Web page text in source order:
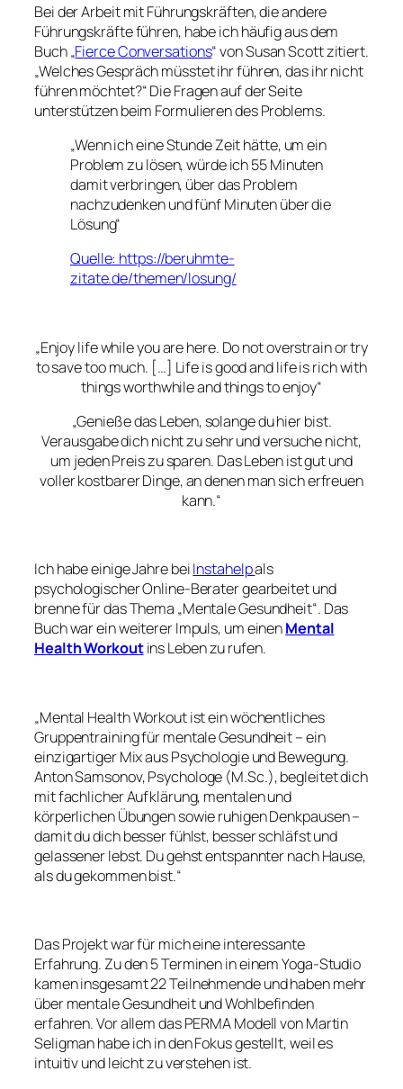
Bei der Arbeit mit Führungskräften, die andere
Führungskräfte führen, habe ich häufig aus dem
Buch „Fierce Conversations“ von Susan Scott zitiert.
„Welches Gespräch müsstet ihr führen, das ihr nicht
führen möchtet?“ Die Fragen auf der Seite
unterstützen beim Formulieren des Problems.
„Wenn ich eine Stunde Zeit hätte, um ein
Problem zu lösen, würde ich 55 Minuten
damit verbringen, über das Problem
nachzudenken und fünf Minuten über die
Lösung“
Quelle: https://beruhmte-
zitate.de/themen/losung/
„Enjoy life while you are here. Do not overstrain or try
to save too much. […] Life is good and life is rich with
things worthwhile and things to enjoy“
„Genieße das Leben, solange du hier bist.
Verausgabe dich nicht zu sehr und versuche nicht,
um jeden Preis zu sparen. Das Leben ist gut und
voller kostbarer Dinge, an denen man sich erfreuen
kann.“
Ich habe einige Jahre beiInstahelpals
psychologischer Online-Berater gearbeitet und
brenne für das Thema „Mentale Gesundheit“. Das
Buch war ein weiterer Impuls, um einenMental
Health Workoutins Leben zu rufen.
„Mental Health Workout ist ein wöchentliches
Gruppentraining für mentale Gesundheit – ein
einzigartiger Mix aus Psychologie und Bewegung.
Anton Samsonov, Psychologe (M.Sc.), begleitet dich
mit fachlicher Aufklärung, mentalen und
körperlichen Übungen sowie ruhigen Denkpausen –
damit du dich besser fühlst, besser schläfst und
gelassener lebst. Du gehst entspannter nach Hause,
als du gekommen bist.“
Das Projekt war für mich eine interessante
Erfahrung. Zu den 5 Terminen in einem Yoga-Studio
kamen insgesamt 22 Teilnehmende und haben mehr
über mentale Gesundheit und Wohlbefinden
erfahren. Vor allem das PERMA Modell von Martin
Seligman habe ich in den Fokus gestellt, weil es
intuitiv und leicht zu verstehen ist.